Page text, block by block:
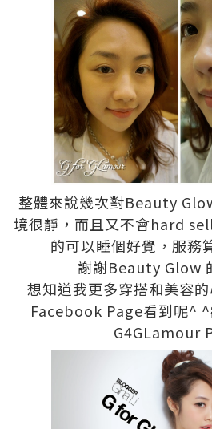
整體來說幾次對Beauty
境很靜，而且又不會hard
的可以睡個好覺，服務
謝謝Beauty Glow
想知道我更多穿搭和美容
Facebook Page看到呢^
G4GLamour